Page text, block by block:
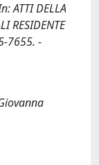
ATTI DELLA
RESIDENTE
7655. -